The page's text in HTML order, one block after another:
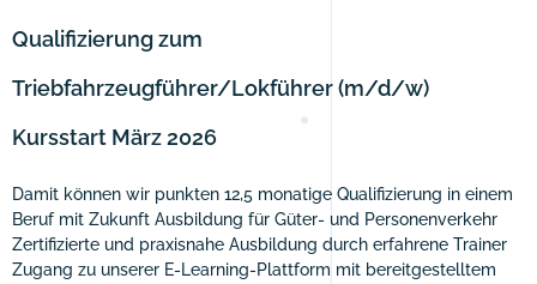
Qualifizierung zum
Triebfahrzeugführer/Lokführer (m/d/w)
Kursstart März 2026
Damit können wir punkten 12,5 monatige Qualifizierung in einem
Beruf mit Zukunft Ausbildung für Güter- und Personenverkehr
Zertifizierte und praxisnahe Ausbildung durch erfahrene Trainer
Zugang zu unserer E-Learning-Plattform mit bereitgestelltem